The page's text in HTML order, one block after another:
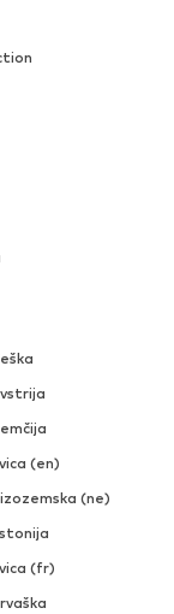
(en)
(ne)
(fr)